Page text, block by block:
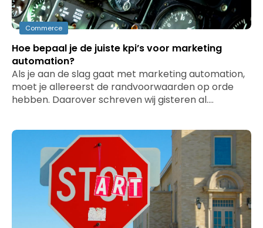
Commerce
Hoe bepaal je de juiste kpi’s voor marketing
automation?
Als je aan de slag gaat met marketing automation,
moet je allereerst de randvoorwaarden op orde
hebben. Daarover schreven wij gisteren al.…